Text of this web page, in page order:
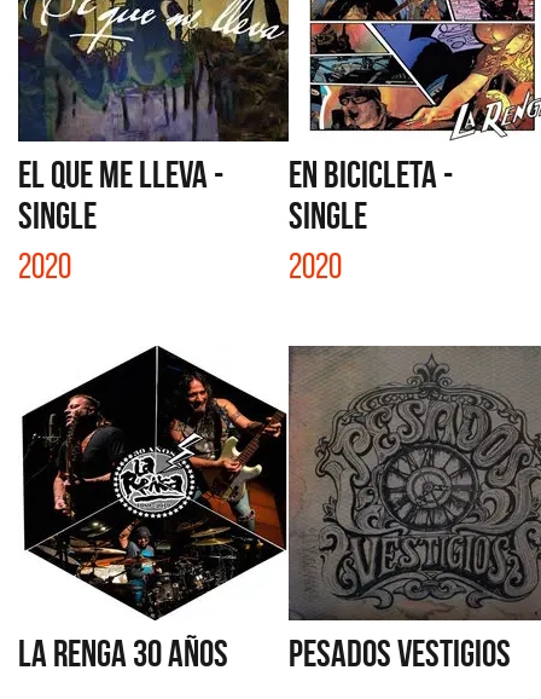
EL QUE ME LLEVA -
SINGLE
2020
EN BICICLETA -
SINGLE
2020
LA RENGA 30 AÑOS PESADOS VESTIGIOS